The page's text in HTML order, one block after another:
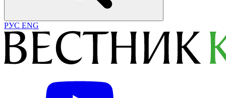
РУС ENG